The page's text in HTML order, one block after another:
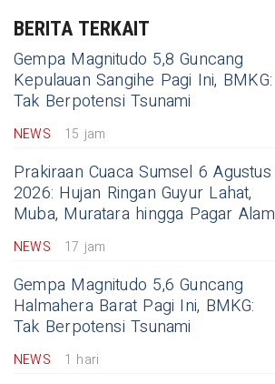
BERITA TERKAIT
Gempa Magnitudo 5,8 Guncang
Kepulauan Sangihe Pagi Ini, BMKG:
Tak Berpotensi Tsunami
NEWS 15 jam
Prakiraan Cuaca Sumsel 6 Agustus
2026: Hujan Ringan Guyur Lahat,
Muba, Muratara hingga Pagar Alam
NEWS 17 jam
Gempa Magnitudo 5,6 Guncang
Halmahera Barat Pagi Ini, BMKG:
Tak Berpotensi Tsunami
NEWS 1 hari